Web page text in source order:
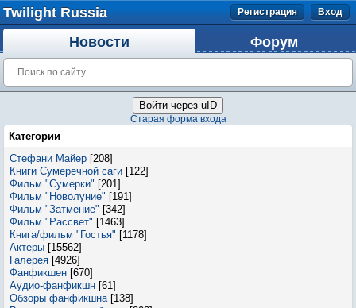
Twilight Russia Регистрация Вход
Новости Форум
Войти через uID
Старая форма входа
Категории
Стефани Майер [208]
Книги Сумеречной саги [122]
Фильм "Сумерки" [201]
Фильм "Новолуние" [191]
Фильм "Затмение" [342]
Фильм "Рассвет" [1463]
Книга/фильм "Гостья" [1178]
Актеры [15562]
Галерея [4926]
Фанфикшен [670]
Аудио-фанфикшн [61]
Обзоры фанфикшна [138]